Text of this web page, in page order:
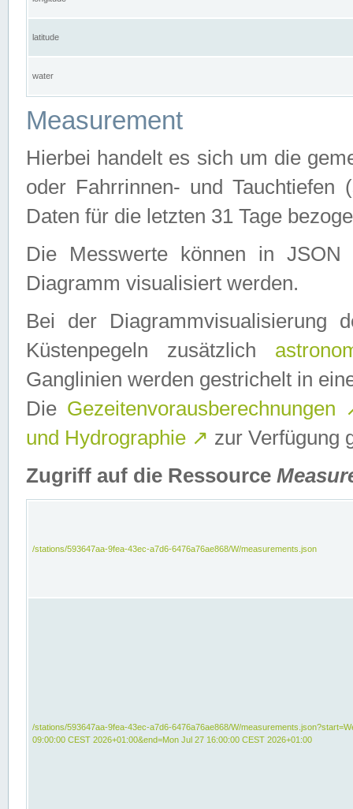
latitude
water
Measurement
Hierbei handelt es sich um die
oder Fahrrinnen- und Tauchtiefen
Daten für die letzten 31 Tage
Die Messwerte können in
Diagramm visualisiert werden.
Bei der Diagrammvisualisierung
Küstenpegeln zusätzlich
Ganglinien werden gestrichelt in
Die Gezeitenvorausberechnungen
und Hydrographie ↗ zur Verfügung
Zugriff auf die Ressource
/stations/593647aa-9fea-43ec-a7d6-6476a76ae868/W/measurements.json
/stations/593647aa-9fea-43ec-a7d6-6476a76ae868/W/
09:00:00 CEST 2026+01:00&end=Mon Jul 27 16:00:00 CEST 2026+01:00